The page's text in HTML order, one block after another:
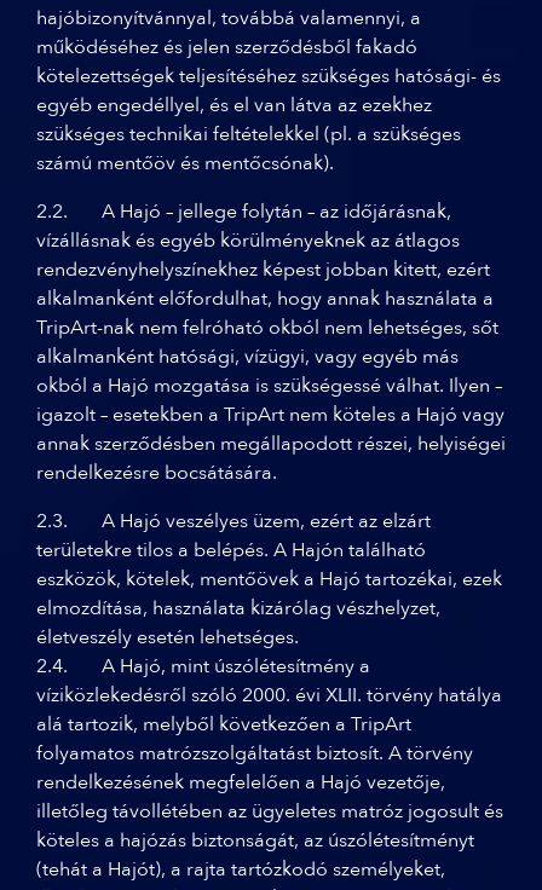
hajóbizonyítvánnyal, továbbá valamennyi, a
működéséhez és jelen szerződésből fakadó
kötelezettségek teljesítéséhez szükséges hatósági- és
egyéb engedéllyel, és el van látva az ezekhez
szükséges technikai feltételekkel (pl. a szükséges
számú mentőöv és mentőcsónak).
2.2. A Hajó – jellege folytán – az időjárásnak,
vízállásnak és egyéb körülményeknek az átlagos
rendezvényhelyszínekhez képest jobban kitett, ezért
alkalmanként előfordulhat, hogy annak használata a
TripArt-nak nem felróható okból nem lehetséges, sőt
alkalmanként hatósági, vízügyi, vagy egyéb más
okból a Hajó mozgatása is szükségessé válhat. Ilyen –
igazolt – esetekben a TripArt nem köteles a Hajó vagy
annak szerződésben megállapodott részei, helyiségei
rendelkezésre bocsátására.
2.3. A Hajó veszélyes üzem, ezért az elzárt
területekre tilos a belépés. A Hajón található
eszközök, kötelek, mentőövek a Hajó tartozékai, ezek
elmozdítása, használata kizárólag vészhelyzet,
életveszély esetén lehetséges.
2.4. A Hajó, mint úszólétesítmény a
víziközlekedésről szóló 2000. évi XLII. törvény hatálya
alá tartozik, melyből következően a TripArt
folyamatos matrózszolgáltatást biztosít. A törvény
rendelkezésének megfelelően a Hajó vezetője,
illetőleg távollétében az ügyeletes matróz jogosult és
köteles a hajózás biztonságát, az úszólétesítményt
(tehát a Hajót), a rajta tartózkodó személyeket,